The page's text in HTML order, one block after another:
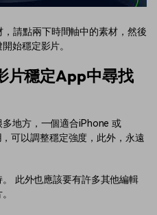
請點兩下時間軸中的素材，然後
開始穩定影片。
片穩定App中尋找
地方，一個適合iPhone 或
可以調整穩定強度，此外，永遠
此外也應該要有許多其他編輯